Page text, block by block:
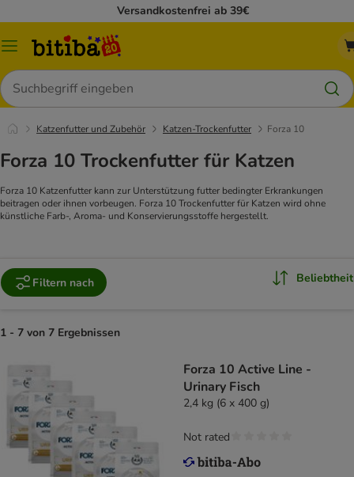
Versandkostenfrei ab 39€
Menü
Suchen
Katzenfutter und Zubehör Katzen-Trockenfutter Forza 10
Forza 10 Trockenfutter für Katzen
Forza 10 Katzenfutter kann zur Unterstützung futter bedingter Erkrankungen
beitragen oder ihnen vorbeugen. Forza 10 Trockenfutter für Katzen wird ohne
künstliche Farb-, Aroma- und Konservierungsstoffe hergestellt.
Filtern nach Beliebtheit
1 - 7 von 7 Ergebnissen
Forza 10 Active Line -
Urinary Fisch
2,4 kg (6 x 400 g)
Not rated